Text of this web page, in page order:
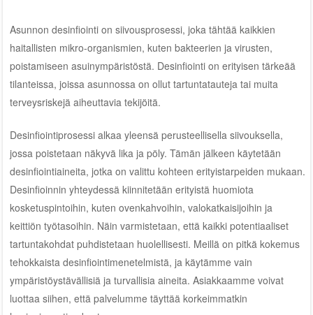
Asunnon desinfiointi on siivousprosessi, joka tähtää kaikkien
haitallisten mikro-organismien, kuten bakteerien ja virusten,
poistamiseen asuinympäristöstä. Desinfiointi on erityisen tärkeää
tilanteissa, joissa asunnossa on ollut tartuntatauteja tai muita
terveysriskejä aiheuttavia tekijöitä.
Desinfiointiprosessi alkaa yleensä perusteellisella siivouksella,
jossa poistetaan näkyvä lika ja pöly. Tämän jälkeen käytetään
desinfiointiaineita, jotka on valittu kohteen erityistarpeiden mukaan.
Desinfioinnin yhteydessä kiinnitetään erityistä huomiota
kosketuspintoihin, kuten ovenkahvoihin, valokatkaisijoihin ja
keittiön työtasoihin. Näin varmistetaan, että kaikki potentiaaliset
tartuntakohdat puhdistetaan huolellisesti. Meillä on pitkä kokemus
tehokkaista desinfiointimenetelmistä, ja käytämme vain
ympäristöystävällisiä ja turvallisia aineita. Asiakkaamme voivat
luottaa siihen, että palvelumme täyttää korkeimmatkin